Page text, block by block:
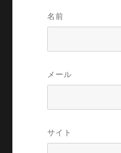
名前
メール
サイト